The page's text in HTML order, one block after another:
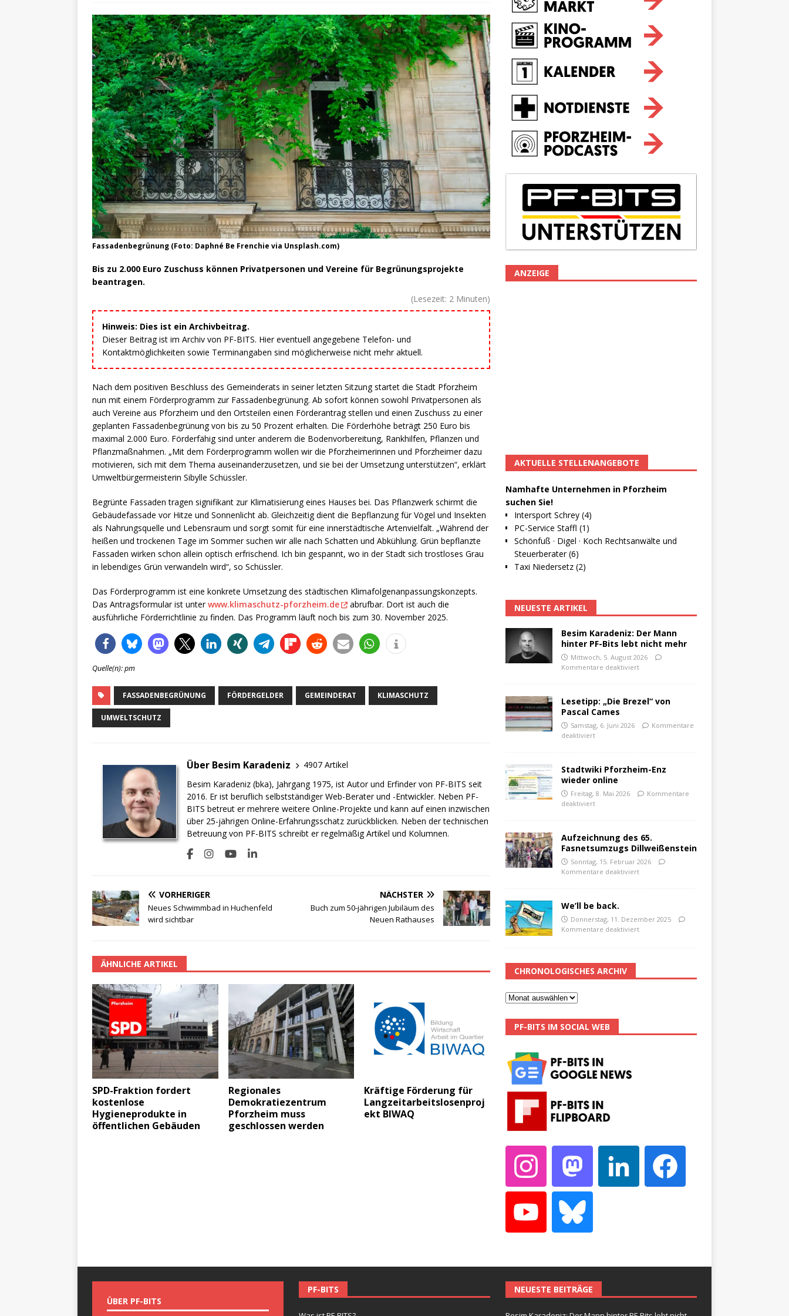
Fassadenbegrünung (Foto: Daphné Be Frenchie via Unsplash.com)
Bis zu 2.000 Euro Zuschuss können Privatpersonen und Vereine für Begrünungsprojekte
beantragen.
(Lesezeit: 2 Minuten)
Hinweis: Dies ist ein Archivbeitrag.
Dieser Beitrag ist im Archiv von PF-BITS. Hier eventuell angegebene Telefon- und
Kontaktmöglichkeiten sowie Terminangaben sind möglicherweise nicht mehr aktuell.
Nach dem positiven Beschluss des Gemeinderats in seiner letzten Sitzung startet die Stadt Pforzheim
nun mit einem Förderprogramm zur Fassadenbegrünung. Ab sofort können sowohl Privatpersonen als
auch Vereine aus Pforzheim und den Ortsteilen einen Förderantrag stellen und einen Zuschuss zu einer
geplanten Fassadenbegrünung von bis zu 50 Prozent erhalten. Die Förderhöhe beträgt 250 Euro bis
maximal 2.000 Euro. Förderfähig sind unter anderem die Bodenvorbereitung, Rankhilfen, Pflanzen und
Pflanzmaßnahmen. „Mit dem Förderprogramm wollen wir die Pforzheimerinnen und Pforzheimer dazu
motivieren, sich mit dem Thema auseinanderzusetzen, und sie bei der Umsetzung unterstützen“, erklärt
Umweltbürgermeisterin Sibylle Schüssler.
Begrünte Fassaden tragen signifikant zur Klimatisierung eines Hauses bei. Das Pflanzwerk schirmt die
Gebäudefassade vor Hitze und Sonnenlicht ab. Gleichzeitig dient die Bepflanzung für Vögel und Insekten
als Nahrungsquelle und Lebensraum und sorgt somit für eine innerstädtische Artenvielfalt. „Während der
heißen und trockenen Tage im Sommer suchen wir alle nach Schatten und Abkühlung. Grün bepflanzte
Fassaden wirken schon allein optisch erfrischend. Ich bin gespannt, wo in der Stadt sich trostloses Grau
in lebendiges Grün verwandeln wird“, so Schüssler.
Das Förderprogramm ist eine konkrete Umsetzung des städtischen Klimafolgenanpassungskonzepts.
Das Antragsformular ist unterwww.klimaschutz-pforzheim.de
abrufbar. Dort ist auch die
ausführliche Förderrichtlinie zu finden. Das Programm läuft noch bis zum 30. November 2025.
Quelle(n): pm
FASSADENBEGRÜNUNG FÖRDERGELDER GEMEINDERAT KLIMASCHUTZ
UMWELTSCHUTZ
Über Besim Karadeniz
4907 Artikel
Besim Karadeniz (bka), Jahrgang 1975, ist Autor und Erfinder von PF-BITS seit
2016. Er ist beruflich selbstständiger Web-Berater und -Entwickler. Neben PF-
BITS betreut er mehrere weitere Online-Projekte und kann auf einen inzwischen
über 25-jährigen Online-Erfahrungsschatz zurückblicken. Neben der technischen
Betreuung von PF-BITS schreibt er regelmäßig Artikel und Kolumnen.
VORHERIGER
Neues Schwimmbad in Huchenfeld
wird sichtbar
NÄCHSTER
Buch zum 50-jährigen Jubiläum des
Neuen Rathauses
ÄHNLICHE ARTIKEL
SPD-Fraktion fordert
kostenlose
Hygieneprodukte in
öffentlichen Gebäuden
Regionales
Demokratiezentrum
Pforzheim muss
geschlossen werden
Kräftige Förderung für
Langzeitarbeitslosenproj
ekt BIWAQ
ANZEIGE
AKTUELLE STELLENANGEBOTE
Namhafte Unternehmen in Pforzheim
suchen Sie!
Intersport Schrey (4)
PC-Service Staffl (1)
Schönfuß · Digel · Koch Rechtsanwälte und
Steuerberater (6)
Taxi Niedersetz (2)
NEUESTE ARTIKEL
Besim Karadeniz: Der Mann
hinter PF-Bits lebt nicht mehr
Mittwoch, 5. August 2026
Kommentare deaktiviert
Lesetipp: „Die Brezel“ von
Pascal Cames
Samstag, 6. Juni 2026
Kommentare
deaktiviert
Stadtwiki Pforzheim-Enz
wieder online
Freitag, 8. Mai 2026
Kommentare
deaktiviert
Aufzeichnung des 65.
Fasnetsumzugs Dillweißenstein
Sonntag, 15. Februar 2026
Kommentare deaktiviert
We’ll be back.
Donnerstag, 11. Dezember 2025
Kommentare deaktiviert
CHRONOLOGISCHES ARCHIV
PF-BITS IM SOCIAL WEB
ÜBER PF-BITS
PF-BITS NEUESTE BEITRÄGE